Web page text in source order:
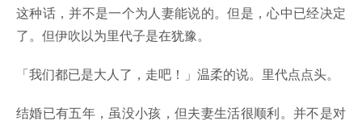
这种话，并不是一个为人妻能说的。但是，心中已经决定
了。但伊吹以为里代子是在犹豫。
「我们都已是大人了，走吧！」温柔的说。里代点点头。
结婚已有五年，虽没小孩，但夫妻生活很顺利。并不是对